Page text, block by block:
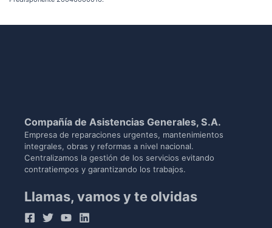
Compañía de Asistencias Generales, S.A.
Empresa de reparaciones urgentes, mantenimientos
integrales, obras y reformas a nivel nacional.
Centralizamos la gestión de los servicios evitando
contratiempos y garantizando los trabajos.
Llamas, vamos y te olvidas